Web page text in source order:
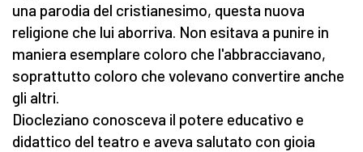
una parodia del cristianesimo, questa nuova
religione che lui aborriva. Non esitava a punire in
maniera esemplare coloro che l'abbracciavano,
soprattutto coloro che volevano convertire anche
gli altri.
Diocleziano conosceva il potere educativo e
didattico del teatro e aveva salutato con gioia